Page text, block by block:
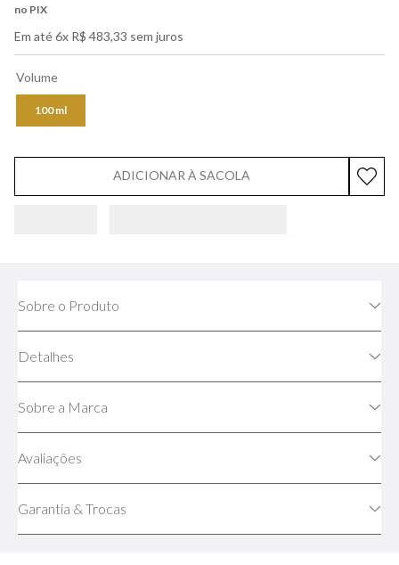
no PIX
Em até6x R$ 483,33 sem juros
Volume
100 ml
ADICIONAR À SACOLA
Sobre o Produto
Detalhes
Sobre a Marca
Avaliações
Garantia & Trocas